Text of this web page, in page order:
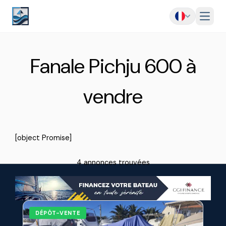
Menu
Fanale Pichju 600 à
vendre
[object Promise]
4 annonces trouvées
DÉPÔT-VENTE